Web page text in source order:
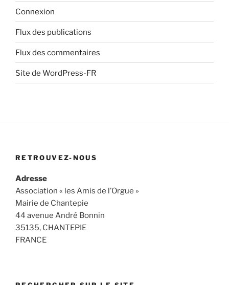
Connexion
Flux des publications
Flux des commentaires
Site de WordPress-FR
RETROUVEZ-NOUS
Adresse
Association « les Amis de l’Orgue »
Mairie de Chantepie
44 avenue André Bonnin
35135, CHANTEPIE
FRANCE